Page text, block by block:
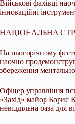
Військові фахівці
інноваційні
НАЦІОНАЛЬНА
На цьогорічному
наочно
збереження
Офіцер управління
«Захід» майор Борис
невіддільна база для